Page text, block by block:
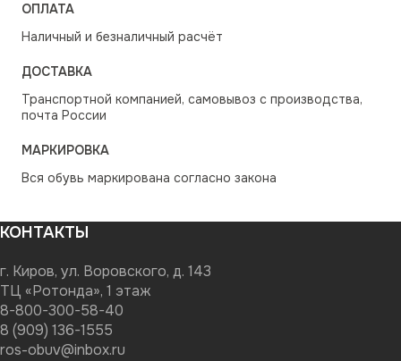
ОПЛАТА
Наличный и безналичный расчёт
ДОСТАВКА
Транспортной компанией, самовывоз с производства,
почта России
МАРКИРОВКА
Вся обувь маркирована согласно закона
КОНТАКТЫ
г. Киров, ул. Воровского, д. 143
ТЦ «Ротонда», 1 этаж
8-800-300-58-40
8 (909) 136-1555
ros-obuv@inbox.ru